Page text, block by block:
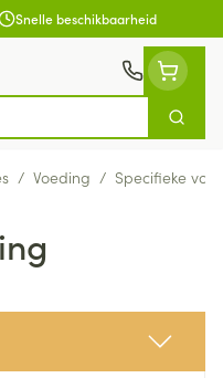
Snelle beschikbaarheid
Zoek
/ Voeding / Specifieke